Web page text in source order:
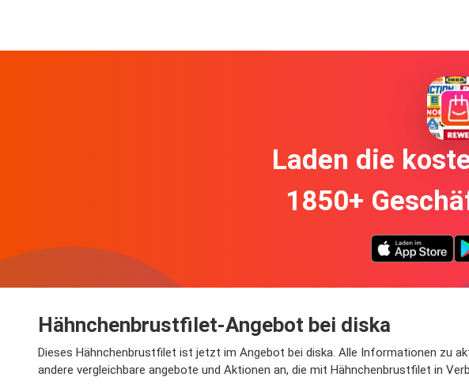
Laden die
1850+
Hähnchenbrustfilet-Angebot bei diska
Dieses Hähnchenbrustfilet ist jetzt im Angebot bei diska. Alle Informationen zu
andere vergleichbare angebote und Aktionen an, die mit Hähnchenbrustfilet in